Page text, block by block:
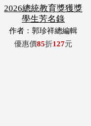
2026總統教育獎獲獎
學生芳名錄
作者：郭珍祥總編輯
優惠價85折127元